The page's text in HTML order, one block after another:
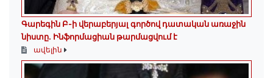
Գարեգին Բ-ի վերաբերյալ գործով դատական առաջին
նիստը․ Ինֆորմացիան թարմացվում է
ավելին